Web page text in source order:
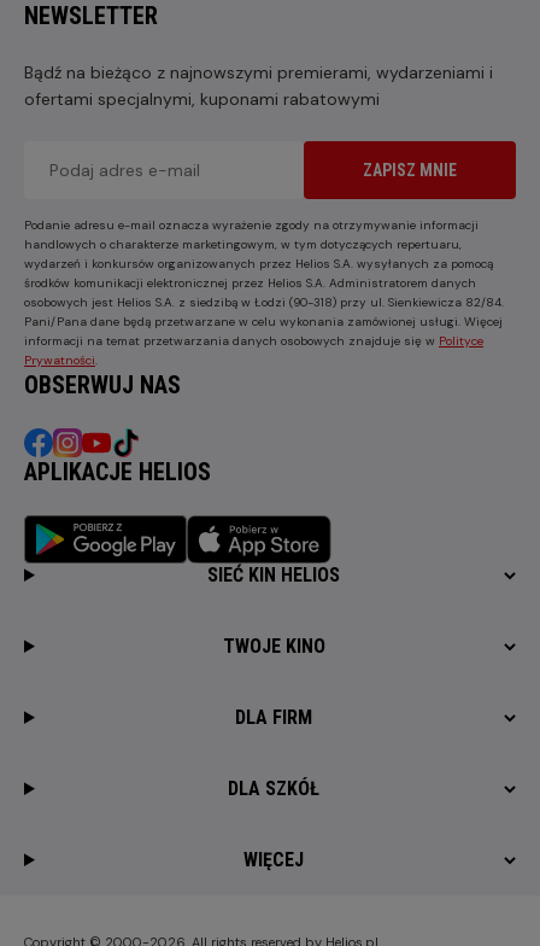
NEWSLETTER
Bądź na bieżąco z najnowszymi premierami, wydarzeniami i
ofertami specjalnymi, kuponami rabatowymi
ZAPISZ MNIE
Podanie adresu e-mail oznacza wyrażenie zgody na otrzymywanie informacji
handlowych o charakterze marketingowym, w tym dotyczących repertuaru,
wydarzeń i konkursów organizowanych przez Helios S.A. wysyłanych za pomocą
środków komunikacji elektronicznej przez Helios S.A. Administratorem danych
osobowych jest Helios S.A. z siedzibą w Łodzi (90-318) przy ul. Sienkiewicza 82/84.
Pani/Pana dane będą przetwarzane w celu wykonania zamówionej usługi. Więcej
informacji na temat przetwarzania danych osobowych znajduje się w Polityce
Prywatności.
OBSERWUJ NAS
APLIKACJE HELIOS
SIEĆ KIN HELIOS
TWOJE KINO
DLA FIRM
DLA SZKÓŁ
WIĘCEJ
Copyright © 2000-2026. All rights reserved by Helios.pl